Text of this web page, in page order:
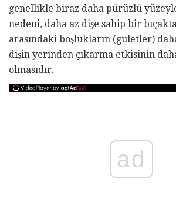
genellikle biraz daha pürüzlü
nedeni, daha az dişe sahip bir
arasındaki boşlukların (guletler)
dişin yerinden çıkarma etkisinin
olmasıdır.
ad